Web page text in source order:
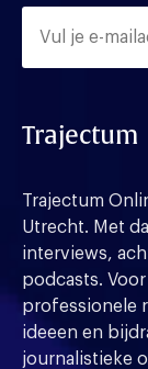
Trajectum
Trajectum
Utrecht. Met
interviews,
podcasts.
professionele
ideeen en
journalistieke